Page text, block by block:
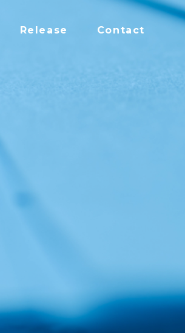
Release Contact